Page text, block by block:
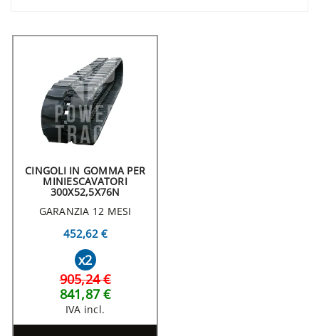
CINGOLI IN GOMMA PER
MINIESCAVATORI
300X52,5X76N
GARANZIA 12 MESI
452,62 €
x2
905,24 €
841,87 €
IVA incl.